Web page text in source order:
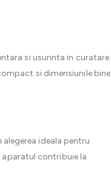
si usurinta in curatare.
si dimensiunile bine
alegerea ideala pentru
aparatul contribuie la